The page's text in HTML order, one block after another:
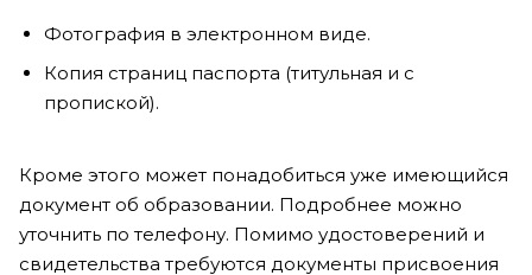
Фотография в электронном виде.
Копия страниц паспорта (титульная и с
пропиской).
Кроме этого может понадобиться уже имеющийся
документ об образовании. Подробнее можно
уточнить по телефону. Помимо удостоверений и
свидетельства требуются документы присвоения